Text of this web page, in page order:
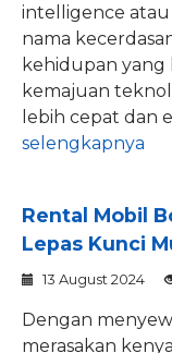
intelligence
nama
kehidupan yang
kemajuan
lebih cepat dan
selengkapnya
Rental Mobil
Lepas Kunci
13 August 2024
Dengan
merasakan